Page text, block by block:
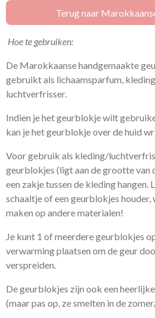
Terug naar
Hoe te gebruiken:
De Marokkaanse handgemaakte
gebruikt als lichaamsparfum,
luchtverfrisser.
Indien je het geurblokje wilt
kan je het geurblokje over de huid
Voor gebruik als kleding/
geurblokjes (ligt aan de grootte van
een zakje tussen de kleding hangen.
schaaltje of een geurblokjes houder,
maken op andere materialen!
Je kunt 1 of meerdere geurblokjes
verwarming plaatsen om de geur
verspreiden.
De geurblokjes zijn ook een
(maar pas op, ze smelten in de